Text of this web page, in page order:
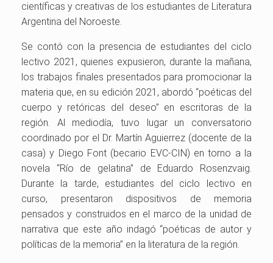
científicas y creativas de los estudiantes de Literatura
Argentina del Noroeste.
Se contó con la presencia de estudiantes del ciclo
lectivo 2021, quienes expusieron, durante la mañana,
los trabajos finales presentados para promocionar la
materia que, en su edición 2021, abordó “poéticas del
cuerpo y retóricas del deseo” en escritoras de la
región. Al mediodía, tuvo lugar un conversatorio
coordinado por el Dr. Martín Aguierrez (docente de la
casa) y Diego Font (becario EVC-CIN) en torno a la
novela “Río de gelatina” de Eduardo Rosenzvaig.
Durante la tarde, estudiantes del ciclo lectivo en
curso, presentaron dispositivos de memoria
pensados y construidos en el marco de la unidad de
narrativa que este año indagó “poéticas de autor y
políticas de la memoria” en la literatura de la región.